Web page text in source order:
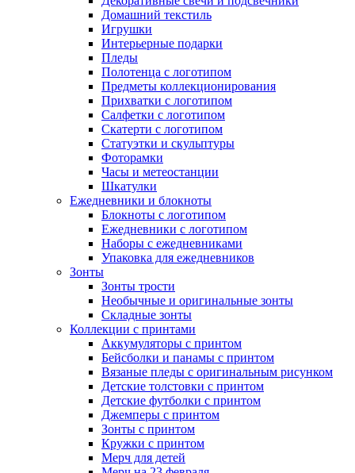
Домашний текстиль
Игрушки
Интерьерные подарки
Пледы
Полотенца с логотипом
Предметы коллекционирования
Прихватки с логотипом
Салфетки с логотипом
Скатерти с логотипом
Статуэтки и скульптуры
Фоторамки
Часы и метеостанции
Шкатулки
Ежедневники и блокноты
Блокноты с логотипом
Ежедневники с логотипом
Наборы с ежедневниками
Упаковка для ежедневников
Зонты
Зонты трости
Необычные и оригинальные зонты
Складные зонты
Коллекции с принтами
Аккумуляторы с принтом
Бейсболки и панамы с принтом
Вязаные пледы с оригинальным рисунком
Детские толстовки с принтом
Детские футболки с принтом
Джемперы с принтом
Зонты с принтом
Кружки с принтом
Мерч для детей